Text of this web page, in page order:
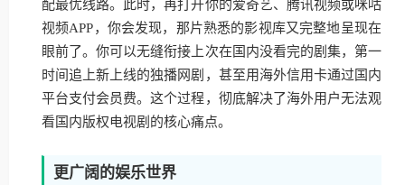
配最优线路。此时，再打开你的爱奇艺、腾讯视频或咪咕
视频APP，你会发现，那片熟悉的影视库又完整地呈现在
眼前了。你可以无缝衔接上次在国内没看完的剧集，第一
时间追上新上线的独播网剧，甚至用海外信用卡通过国内
平台支付会员费。这个过程，彻底解决了海外用户无法观
看国内版权电视剧的核心痛点。
更广阔的娱乐世界